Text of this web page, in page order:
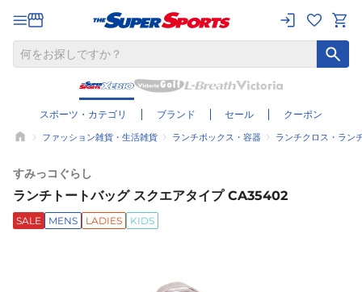
スポーツ・カテゴリ ブランド セール クーポン
ファッション雑貨・生活雑貨 ランチボックス・容器 ランチクロス・ラン
すみっコぐらし
ランチトートバッグ スクエアタイプ CA35402
SALE MENS LADIES KIDS